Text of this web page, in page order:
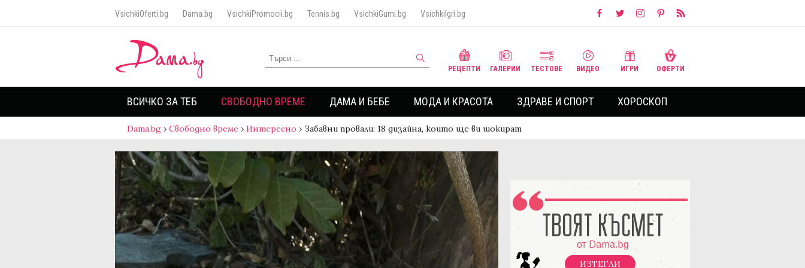
VsichkiOferti.bg Dama.bg VsichkiPromocii.bg Tennis.bg VsichkiGumi.bg VsichkiIgri.bg
РЕЦЕПТИ ГАЛЕРИИ ТЕСТОВЕ ВИДЕО ИГРИ ОФЕРТИ
ВСИЧКО ЗА ТЕБ СВОБОДНО ВРЕМЕ ДАМА И БЕБЕ МОДА И КРАСОТА ЗДРАВЕ И СПОРТ ХОРОСКОП
Dama.bg › Свободно време › Интересно › Забавни провали: 18 дизайна, които ще ви шокират
ИЗТЕГЛИ